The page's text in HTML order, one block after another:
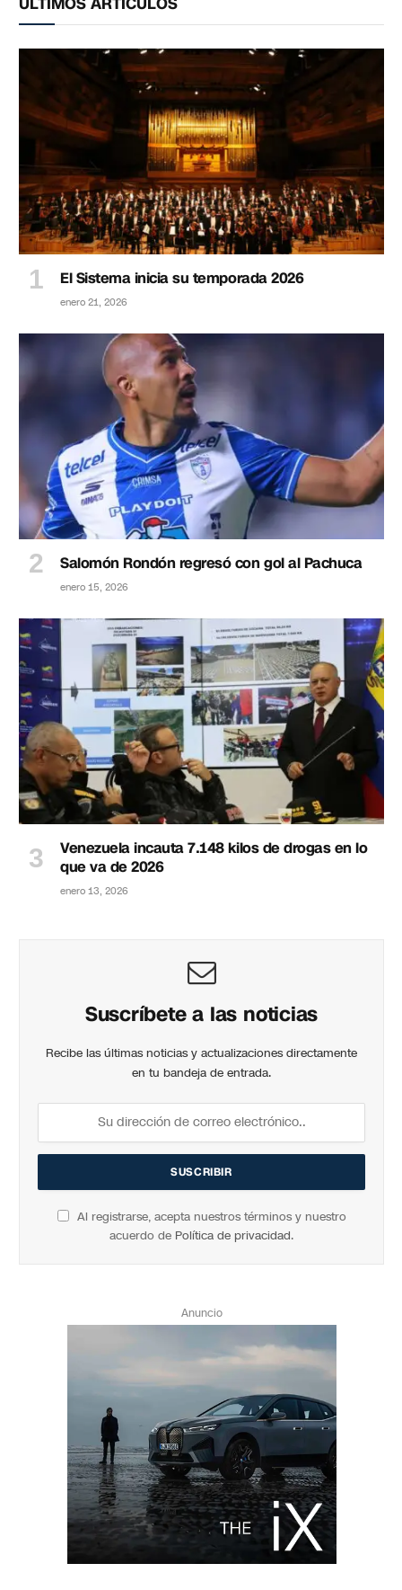
El Sistema inicia su temporada 2026
enero 21, 2026
Salomón Rondón regresó con gol al Pachuca
enero 15, 2026
Venezuela incauta 7.148 kilos de drogas en lo
que va de 2026
enero 13, 2026
Suscríbete a las noticias
Recibe las últimas noticias y actualizaciones directamente
en tu bandeja de entrada.
Al registrarse, acepta nuestros términos y nuestro
acuerdo de Política de privacidad.
Anuncio